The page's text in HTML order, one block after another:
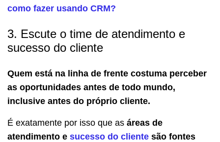
como fazer usando CRM?
3. Escute o time de atendimento e
sucesso do cliente
Quem está na linha de frente costuma perceber
as oportunidades antes de todo mundo,
inclusive antes do próprio cliente.
É exatamente por isso que as áreas de
atendimento e sucesso do cliente são fontes